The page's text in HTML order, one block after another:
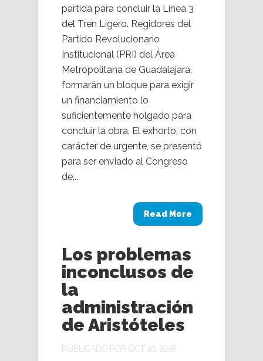
partida para concluir la Línea 3
del Tren Ligero. Regidores del
Partido Revolucionario
Institucional (PRI) del Área
Metropolitana de Guadalajara,
formarán un bloque para exigir
un financiamiento lo
suficientemente holgado para
concluir la obra. El exhorto, con
carácter de urgente, se presentó
para ser enviado al Congreso
de...
Read More
Los problemas
inconclusos de
la
administración
de Aristóteles
PUBLICADO POR OCT 10, 2018